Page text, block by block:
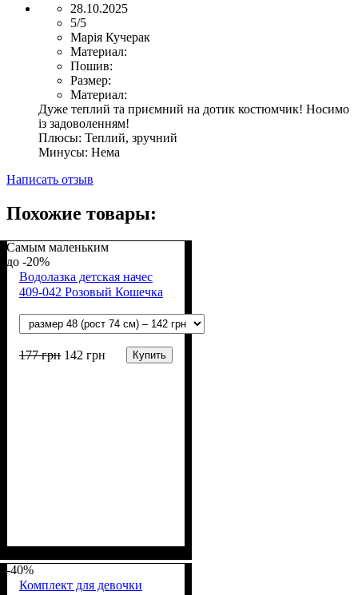
28.10.2025
5/5
Марія Кучерак
Материал:
Пошив:
Размер:
Материал:
Дуже теплий та приємний на дотик костюмчик! Носимо
із задоволенням!
Плюсы: Теплий, зручний
Минусы: Нема
Написать отзыв
Похожие товары:
Самым маленьким
-20%
Водолазка детская начес
409-042 Розовый Кошечка
177грн 142 грн Купить
-40%
Комплект для девочки